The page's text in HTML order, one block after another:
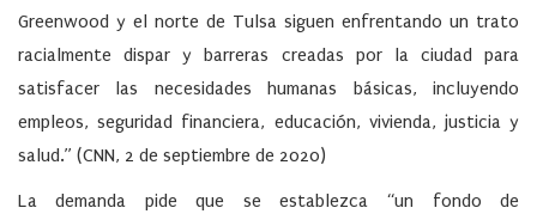
Greenwood y el norte de Tulsa siguen enfrentando un trato
racialmente dispar y barreras creadas por la ciudad para
satisfacer las necesidades humanas básicas, incluyendo
empleos, seguridad financiera, educación, vivienda, justicia y
salud.” (CNN, 2 de septiembre de 2020)
La demanda pide que se establezca “un fondo de